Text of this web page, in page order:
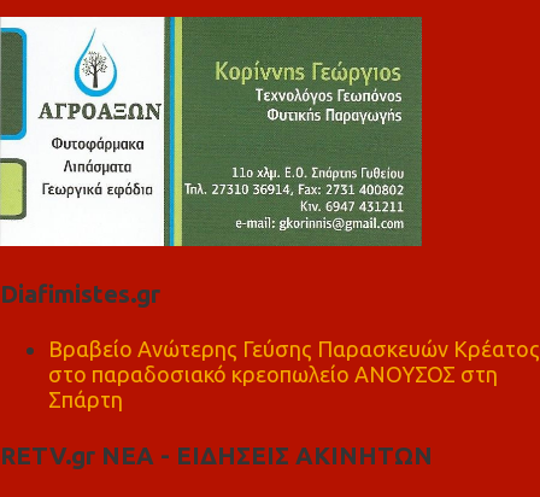
Diafimistes.gr
Βραβείο Ανώτερης Γεύσης Παρασκευών Κρέατος
στο παραδοσιακό κρεοπωλείο ΑΝΟΥΣΟΣ στη
Σπάρτη
RETV.gr ΝΕΑ - ΕΙΔΗΣΕΙΣ ΑΚΙΝΗΤΩΝ